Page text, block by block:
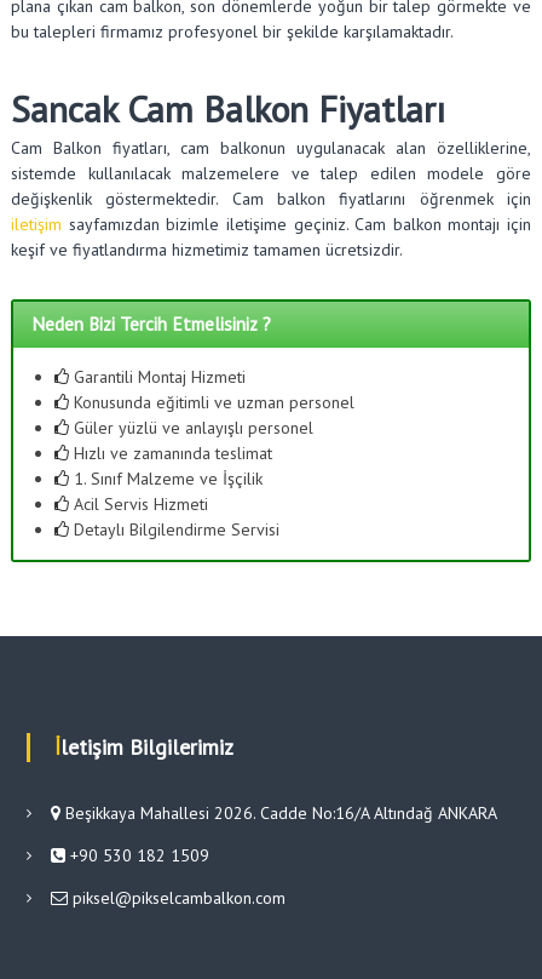
plana çıkan cam balkon, son dönemlerde yoğun bir talep görmekte ve
bu talepleri firmamız profesyonel bir şekilde karşılamaktadır.
Sancak Cam Balkon Fiyatları
Cam Balkon fiyatları, cam balkonun uygulanacak alan özelliklerine,
sistemde kullanılacak malzemelere ve talep edilen modele göre
değişkenlik göstermektedir. Cam balkon fiyatlarını öğrenmek için
iletişim sayfamızdan bizimle iletişime geçiniz. Cam balkon montajı için
keşif ve fiyatlandırma hizmetimiz tamamen ücretsizdir.
Neden Bizi Tercih Etmelisiniz ?
Garantili Montaj Hizmeti
Konusunda eğitimli ve uzman personel
Güler yüzlü ve anlayışlı personel
Hızlı ve zamanında teslimat
1. Sınıf Malzeme ve İşçilik
Acil Servis Hizmeti
Detaylı Bilgilendirme Servisi
İletişim Bilgilerimiz
Beşikkaya Mahallesi 2026. Cadde No:16/A Altındağ ANKARA
+90 530 182 1509
piksel@pikselcambalkon.com